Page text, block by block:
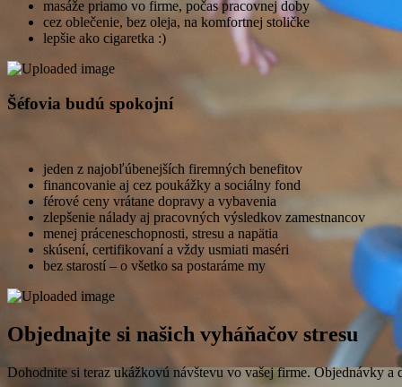
masáže priamo vo firme, počas pracovnej doby
cez oblečenie, bez oleja, na komfortnej stoličke
lepšie ako cigaretka :)
Šéfovia budú spokojní
jeden z najobľúbenejších firemných benefitov
financovanie aj cez poukážky a sociálny fond
férové ceny vrátane dopravy a vybavenia
zlepšenie nálady aj pracovných výsledkov zamestnancov
menej práceneschopnosti, stresu a napätia
skúsení, certifikovaní a vždy usmiati maséri
bez starostí – o všetko sa postaráme my
Objednajte si našich vyháňačov stresu
Dohodnite si teraz ukážkovú návštevu vo vašej firme. Objednávky